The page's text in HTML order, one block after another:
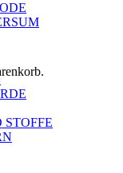
STOFFE